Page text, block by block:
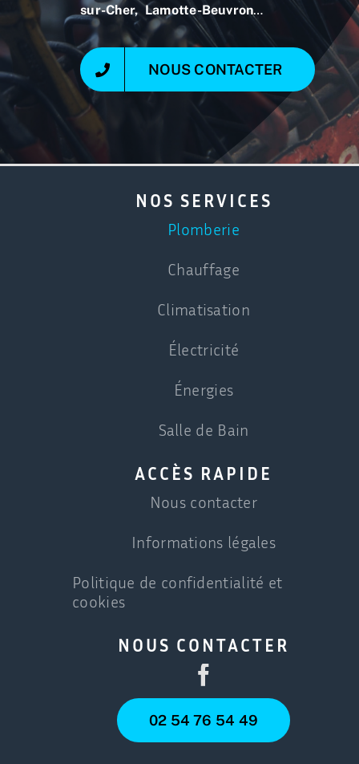
sur-Cher, Lamotte-Beuvron…
NOUS CONTACTER
NOS SERVICES
Plomberie
Chauffage
Climatisation
Électricité
Énergies
Salle de Bain
ACCÈS RAPIDE
Nous contacter
Informations légales
Politique de confidentialité et
cookies
NOUS CONTACTER
02 54 76 54 49